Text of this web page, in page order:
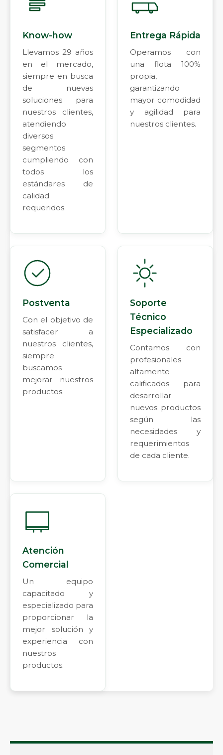
Know-how
Llevamos 29 años
en el mercado,
siempre en busca
de nuevas
soluciones para
nuestros clientes,
atendiendo
diversos
segmentos
cumpliendo con
todos los
estándares de
calidad
requeridos.
Entrega Rápida
Operamos con
una flota 100%
propia,
garantizando
mayor comodidad
y agilidad para
nuestros clientes.
Postventa
Con el objetivo de
satisfacer a
nuestros clientes,
siempre
buscamos
mejorar nuestros
productos.
Soporte
Técnico
Especializado
Contamos con
profesionales
altamente
calificados para
desarrollar
nuevos productos
según las
necesidades y
requerimientos
de cada cliente.
Atención
Comercial
Un equipo
capacitado y
especializado para
proporcionar la
mejor solución y
experiencia con
nuestros
productos.